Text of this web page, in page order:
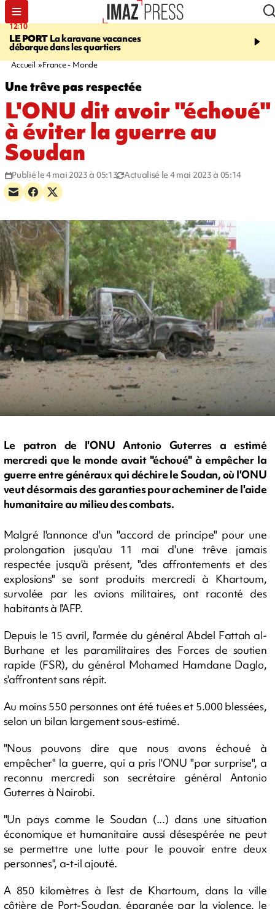
12:10
LE PORT La karavane vacances
débarque dans les quartiers
16:49
Un
bouledogue observé
Accueil France - Monde
Une trêve pas respectée
L'ONU dit avoir "échoué"
à éviter la guerre au
Soudan
Publié le 4 mai 2023 à 05:13 Actualisé le 4 mai 2023 à 05:14
Le patron de l'ONU Antonio Guterres a estimé
mercredi que le monde avait "échoué" à empêcher la
guerre entre généraux qui déchire le Soudan, où l'ONU
veut désormais des garanties pour acheminer de l'aide
humanitaire au milieu des combats.
Malgré l'annonce d'un "accord de principe" pour une
prolongation jusqu'au 11 mai d'une trêve jamais
respectée jusqu'à présent, "des affrontements et des
explosions" se sont produits mercredi à Khartoum,
survolée par les avions militaires, ont raconté des
habitants à l'AFP.
Depuis le 15 avril, l'armée du général Abdel Fattah al-
Burhane et les paramilitaires des Forces de soutien
rapide (FSR), du général Mohamed Hamdane Daglo,
s'affrontent sans répit.
Au moins 550 personnes ont été tuées et 5.000 blessées,
selon un bilan largement sous-estimé.
"Nous pouvons dire que nous avons échoué à
empêcher" la guerre, qui a pris l'ONU "par surprise", a
reconnu mercredi son secrétaire général Antonio
Guterres à Nairobi.
"Un pays comme le Soudan (...) dans une situation
économique et humanitaire aussi désespérée ne peut
se permettre une lutte pour le pouvoir entre deux
personnes", a-t-il ajouté.
A 850 kilomètres à l'est de Khartoum, dans la ville
côtière de Port-Soudan, épargnée par la violence, le